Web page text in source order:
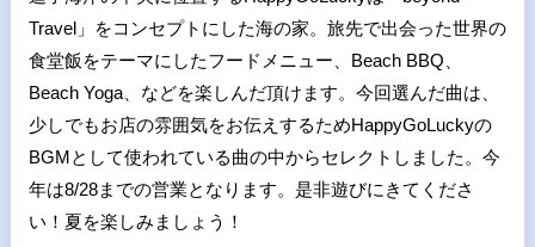
Travel」をコンセプトにした海の家。旅先で出会った世界の
食堂飯をテーマにしたフードメニュー、Beach BBQ、
Beach Yoga、などを楽しんだ頂けます。今回選んだ曲は、
少しでもお店の雰囲気をお伝えするためHappyGoLuckyの
BGMとして使われている曲の中からセレクトしました。今
年は8/28までの営業となります。是非遊びにきてくださ
い！夏を楽しみましょう！